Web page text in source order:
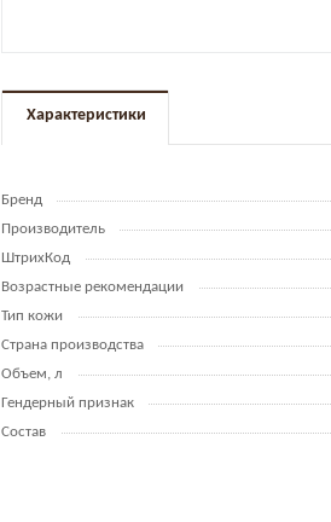
Характеристики
Бренд
Производитель
ШтрихКод
Возрастные рекомендации
Тип кожи
Страна производства
Объем, л
Гендерный признак
Состав